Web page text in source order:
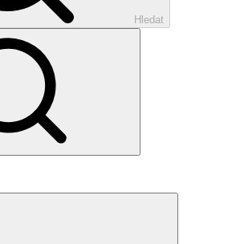
Hledat